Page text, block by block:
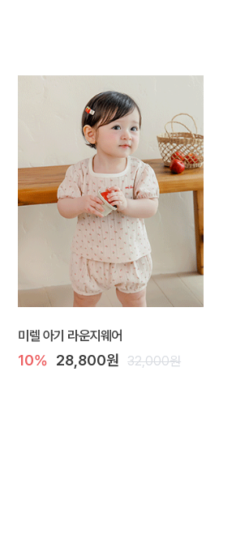
미렐 아기 라운지웨어
10% 28,800원 32,000원